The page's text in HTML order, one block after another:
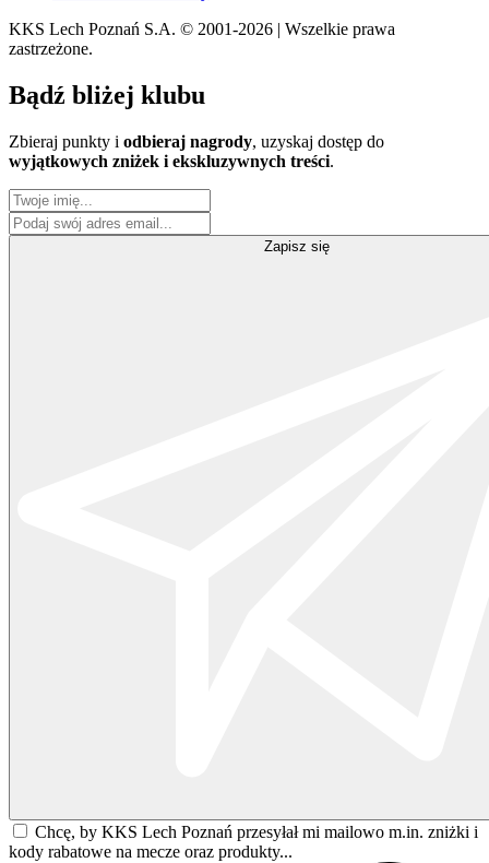
KKS Lech Poznań S.A. © 2001-2026 | Wszelkie prawa
zastrzeżone.
Bądź bliżej klubu
Zbieraj punkty i odbieraj nagrody, uzyskaj dostęp do
wyjątkowych zniżek i ekskluzywnych treści.
Zapisz się
Chcę, by KKS Lech Poznań przesyłał mi mailowo m.in. zniżki i
kody rabatowe na mecze oraz produkty...